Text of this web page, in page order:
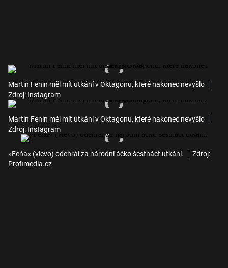
Martin Fenin měl mít utkání v Oktagonu, které nakonec nevyšlo
Zdroj: Instagram
Martin Fenin měl mít utkání v Oktagonu, které nakonec nevyšlo
Zdroj: Instagram
»Feňa« (vlevo) odehrál za národní áčko šestnáct utkání.
Zdroj:
Profimedia.cz